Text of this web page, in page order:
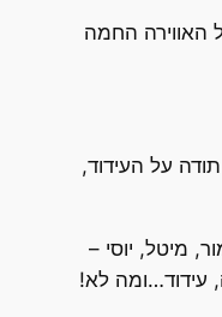
האווירה החמה
על העידוד,
מיטל, יוסי –
עידוד…ומה לא!